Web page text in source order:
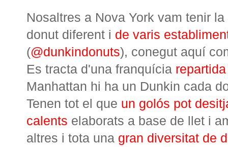
Nosaltres a Nova York vam tenir
donut diferent i de varis
(@dunkindonuts), conegut aquí
Es tracta d'una franquícia
Manhattan hi ha un Dunkin cada
Tenen tot el que un golós pot
calents elaborats a base de llet i
altres i tota una gran diversitat de